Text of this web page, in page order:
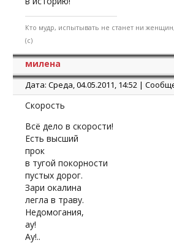
Кто мудр, испытывать не станет ни
(с)
милена
Дата: Среда, 04.05.2011, 14:52 |
Скорость
Всё дело в скорости!
Есть высший
прок
в тугой покорности
пустых дорог.
Зари окалина
легла в траву.
Недомогания,
ау!
Ау!..